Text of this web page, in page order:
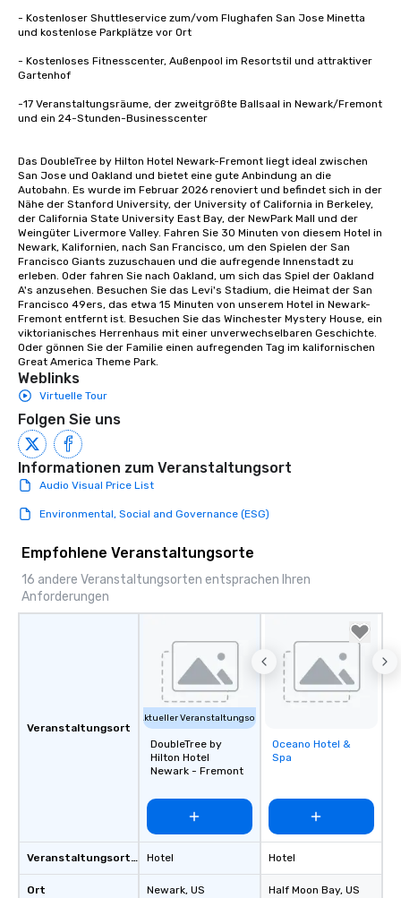
- Kostenloser Shuttleservice zum/vom Flughafen San Jose Minetta
und kostenlose Parkplätze vor Ort
- Kostenloses Fitnesscenter, Außenpool im Resortstil und attraktiver
Gartenhof
-17 Veranstaltungsräume, der zweitgrößte Ballsaal in Newark/Fremont
und ein 24-Stunden-Businesscenter
Das DoubleTree by Hilton Hotel Newark-Fremont liegt ideal zwischen
San Jose und Oakland und bietet eine gute Anbindung an die
Autobahn. Es wurde im Februar 2026 renoviert und befindet sich in der
Nähe der Stanford University, der University of California in Berkeley,
der California State University East Bay, der NewPark Mall und der
Weingüter Livermore Valley. Fahren Sie 30 Minuten von diesem Hotel in
Newark, Kalifornien, nach San Francisco, um den Spielen der San
Francisco Giants zuzuschauen und die aufregende Innenstadt zu
erleben. Oder fahren Sie nach Oakland, um sich das Spiel der Oakland
A's anzusehen. Besuchen Sie das Levi's Stadium, die Heimat der San
Francisco 49ers, das etwa 15 Minuten von unserem Hotel in Newark-
Fremont entfernt ist. Besuchen Sie das Winchester Mystery House, ein
viktorianisches Herrenhaus mit einer unverwechselbaren Geschichte.
Oder gönnen Sie der Familie einen aufregenden Tag im kalifornischen
Great America Theme Park.
Weblinks
Virtuelle Tour
Folgen Sie uns
Informationen zum Veranstaltungsort
Audio Visual Price List
Environmental, Social and Governance (ESG)
Empfohlene Veranstaltungsorte
16 andere Veranstaltungsorten entsprachen Ihren
Anforderungen
Veranstaltungsort
Veranstaltungsortstyp
Ort
Aktueller Veranstaltungsort
DoubleTree by
Hilton Hotel
Newark - Fremont
Hotel
Newark, US
Removed from
favorites
Oceano Hotel &
Spa
Hotel
Half Moon Bay, US